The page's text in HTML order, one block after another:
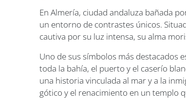
En Almería, ciudad andaluza bañada
un entorno de contrastes únicos.
cautiva por su luz intensa, su alma
Uno de sus símbolos más destacados
toda la bahía, el puerto y el caserío
una historia vinculada al mar y a la
gótico y el renacimiento en un templo